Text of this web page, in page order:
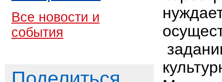
Все новости и
события